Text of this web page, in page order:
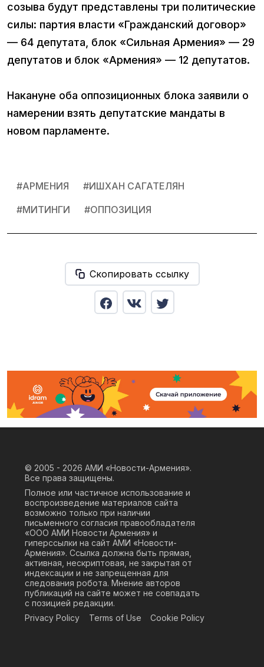
созыва будут представлены три политические
силы: партия власти «Гражданский договор»
— 64 депутата, блок «Сильная Армения» — 29
депутатов и блок «Армения» — 12 депутатов.
Накануне оба оппозиционных блока заявили о
намерении взять депутатские мандаты в
новом парламенте.
#АРМЕНИЯ #ИШХАН САГАТЕЛЯН
#МИТИНГИ #ОППОЗИЦИЯ
Скопировать ссылку
© 2005 - 2026 АМИ «Новости-Армения».
Все права защищены.
Полное или частичное использование и
воспроизведение материалов сайта
возможно только при наличии
письменного согласия правообладателя
«ООО АМИ Новости Армения» и
гиперссылки на сайт АМИ «Новости-
Армения». Ссылка должна быть прямая,
активная, нескриптовая, не закрытая от
индексации и не запрещенная для
следования робота. Мнение авторов
публикаций на сайте может не совпадать
с позицией редакции.
Privacy Policy
Terms of Use Cookie Policy